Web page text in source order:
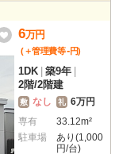
ており、ツルハドラッ
数のホームセンター
ゼロで初期費用を抑え
、令和8年8月中旬退
6万円
(＋管理費等-円)
1DK 築9年
2階/2階建
敷 なし 礼 6万円
専有
33.12m²
駐車場
あり(1,000
円/台)